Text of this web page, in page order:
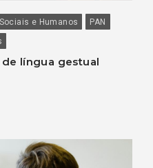
e Humanos
PAN
língua gestual